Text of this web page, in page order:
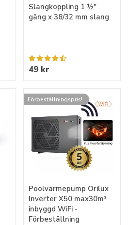
Slangkoppling 1 ½"
gäng x 38/32 mm slang
49 kr
Förbeställningspris!
Poolvärmepump Orilux
Inverter X50 max30m³
inbyggd WiFi -
Förbeställning